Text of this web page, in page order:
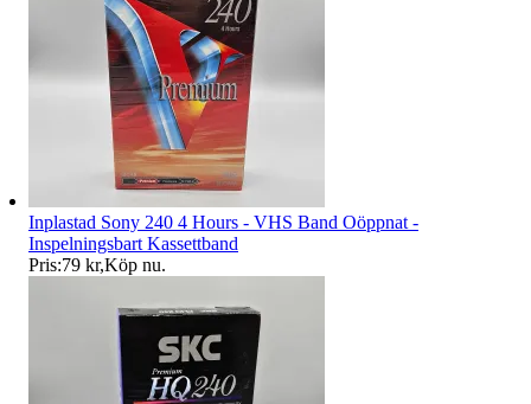
Inplastad Sony 240 4 Hours - VHS Band Oöppnat -
Inspelningsbart Kassettband
Pris:79 kr,Köp nu.